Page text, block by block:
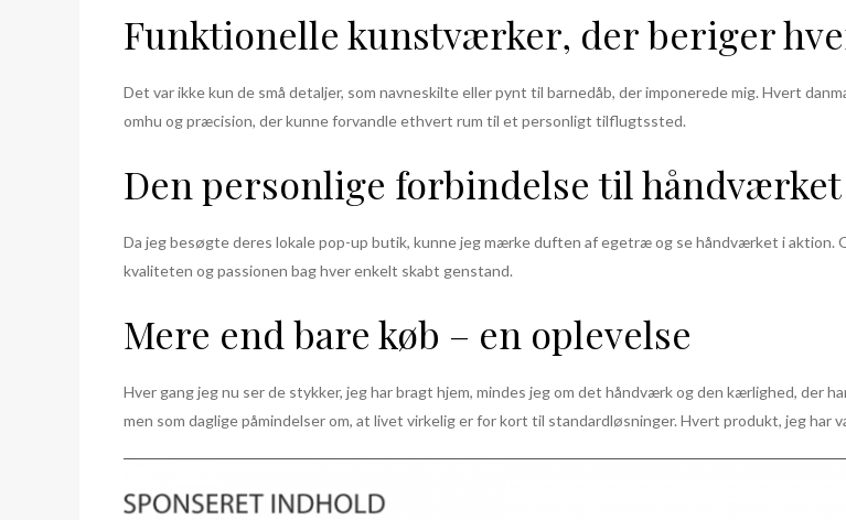
Funktionelle kunstværker, der beriger
Det var ikke kun de små detaljer, som navneskilte eller pynt til barnedåb, der imponerede mig. Hvert
omhu og præcision, der kunne forvandle ethvert rum til et personligt tilflugtssted.
Den personlige forbindelse til håndværket
Da jeg besøgte deres lokale pop-up butik, kunne jeg mærke duften af egetræ og se håndværket i
kvaliteten og passionen bag hver enkelt skabt genstand.
Mere end bare køb – en oplevelse
Hver gang jeg nu ser de stykker, jeg har bragt hjem, mindes jeg om det håndværk og den kærlighed, der
men som daglige påmindelser om, at livet virkelig er for kort til standardløsninger. Hvert produkt, jeg